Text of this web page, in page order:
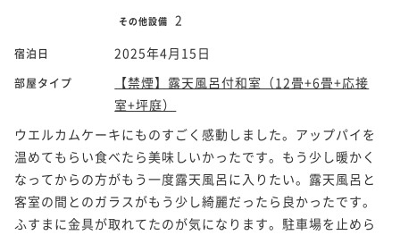
その他設備 2
宿泊日 2025年4月15日
部屋タイプ
【禁煙】露天風呂付和室（12畳+6畳+応接
室+坪庭）
ウエルカムケーキにものすごく感動しました。アップパイを
温めてもらい食べたら美味しいかったです。もう少し暖かく
なってからの方がもう一度露天風呂に入りたい。露天風呂と
客室の間とのガラスがもう少し綺麗だったら良かったです。
ふすまに金具が取れてたのが気になります。駐車場を止めら